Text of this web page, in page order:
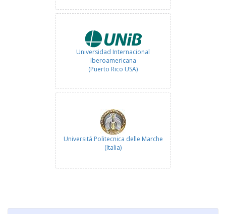
Universidad Internacional
Iberoamericana
(Puerto Rico USA)
Universitá Politecnica delle Marche
(Italia)